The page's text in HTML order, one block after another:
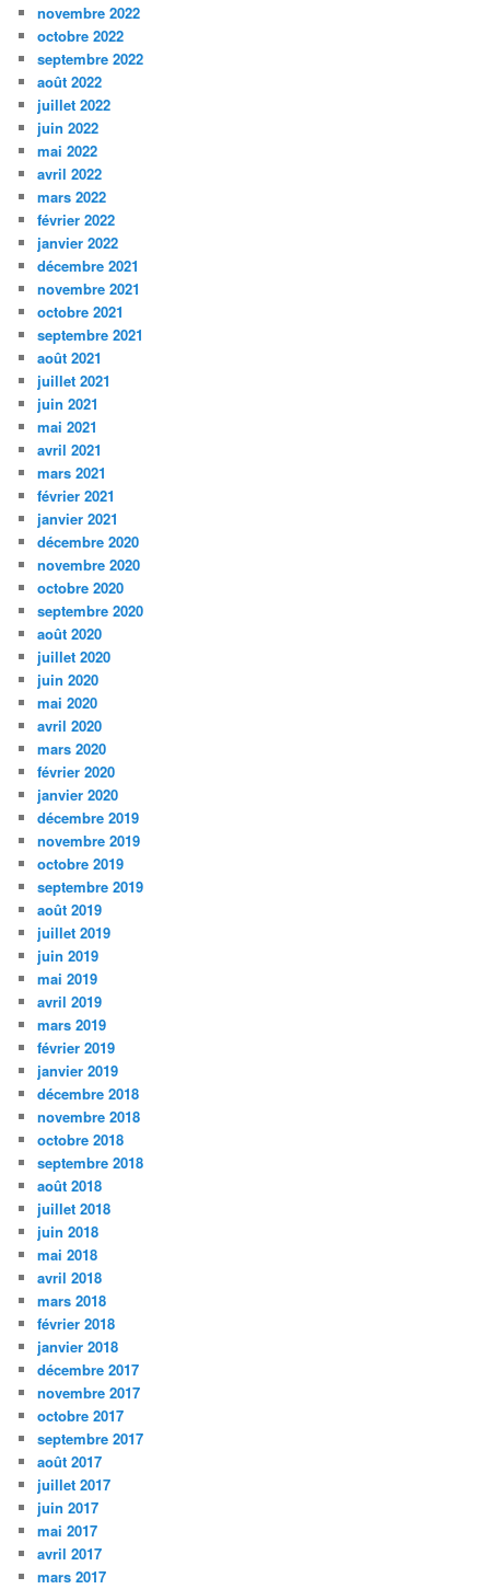
novembre 2022
octobre 2022
septembre 2022
août 2022
juillet 2022
juin 2022
mai 2022
avril 2022
mars 2022
février 2022
janvier 2022
décembre 2021
novembre 2021
octobre 2021
septembre 2021
août 2021
juillet 2021
juin 2021
mai 2021
avril 2021
mars 2021
février 2021
janvier 2021
décembre 2020
novembre 2020
octobre 2020
septembre 2020
août 2020
juillet 2020
juin 2020
mai 2020
avril 2020
mars 2020
février 2020
janvier 2020
décembre 2019
novembre 2019
octobre 2019
septembre 2019
août 2019
juillet 2019
juin 2019
mai 2019
avril 2019
mars 2019
février 2019
janvier 2019
décembre 2018
novembre 2018
octobre 2018
septembre 2018
août 2018
juillet 2018
juin 2018
mai 2018
avril 2018
mars 2018
février 2018
janvier 2018
décembre 2017
novembre 2017
octobre 2017
septembre 2017
août 2017
juillet 2017
juin 2017
mai 2017
avril 2017
mars 2017